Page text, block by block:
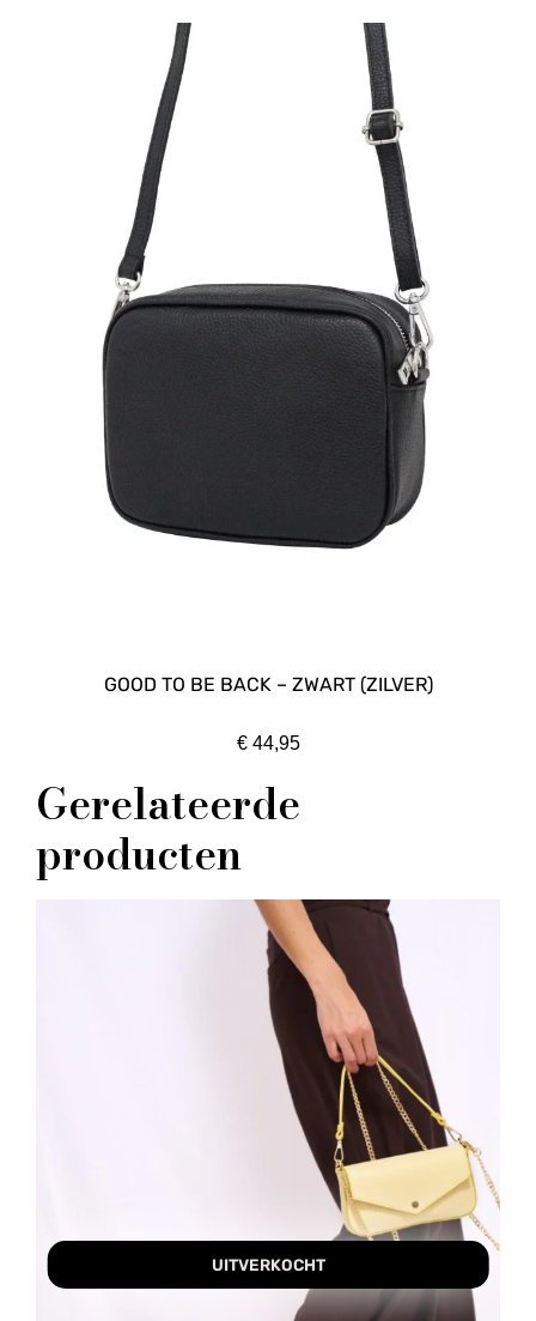
GOOD TO BE BACK – ZWART (ZILVER)
€44,95
Gerelateerde
producten
UITVERKOCHT